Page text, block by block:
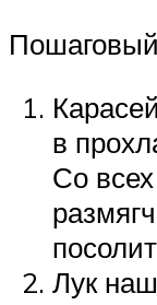
Пошаговый
в
Со
Лук